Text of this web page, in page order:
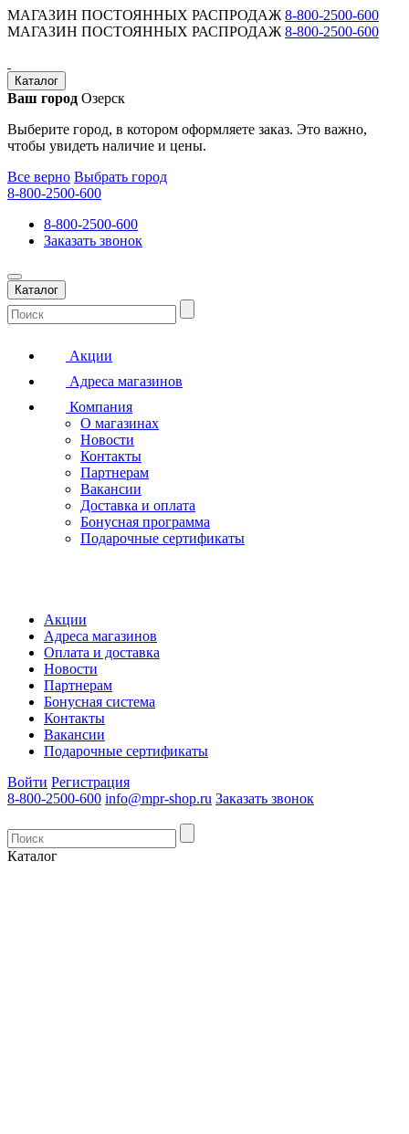
МАГАЗИН ПОСТОЯННЫХ РАСПРОДАЖ 8-800-2500-600
МАГАЗИН ПОСТОЯННЫХ РАСПРОДАЖ 8-800-2500-600
Каталог
Ваш город Озерск
Выберите город, в котором оформляете заказ. Это важно,
чтобы увидеть наличие и цены.
Все верно Выбрать город
8-800-2500-600
8-800-2500-600
Заказать звонок
Каталог
Акции
Адреса магазинов
Компания
О магазинах
Новости
Контакты
Партнерам
Вакансии
Доставка и оплата
Бонусная программа
Подарочные сертификаты
Акции
Адреса магазинов
Оплата и доставка
Новости
Партнерам
Бонусная система
Контакты
Вакансии
Подарочные сертификаты
Войти Регистрация
8-800-2500-600 info@mpr-shop.ru Заказать звонок
Каталог